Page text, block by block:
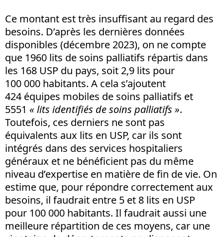
Ce montant est très insuffisant au regard des
besoins. D’après les dernières données
disponibles (décembre 2023), on ne compte
que 1960 lits de soins palliatifs répartis dans
les 168 USP du pays, soit 2,9 lits pour
100 000 habitants. A cela s’ajoutent
424 équipes mobiles de soins palliatifs et
5551 « lits identifiés de soins palliatifs ».
Toutefois, ces derniers ne sont pas
équivalents aux lits en USP, car ils sont
intégrés dans des services hospitaliers
généraux et ne bénéficient pas du même
niveau d’expertise en matière de fin de vie. On
estime que, pour répondre correctement aux
besoins, il faudrait entre 5 et 8 lits en USP
pour 100 000 habitants. Il faudrait aussi une
meilleure répartition de ces moyens, car une